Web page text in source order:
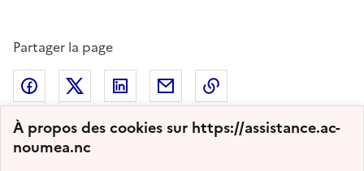
À propos des cookies sur https://assistance.ac-
noumea.nc
Partager la page
Partager sur Facebook
Partager sur Twitter
Partager sur LinkedIn
Partager par email